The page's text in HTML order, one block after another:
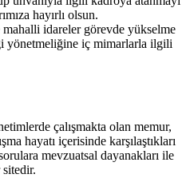
hayırlı olsun.
mahalli idareler görevde yükselme
yönetmeliğine iç mimarlarla ilgili
çalışmakta olan memur,
hayatı içerisinde karşılaştıkları
mevzuatsal dayanakları ile